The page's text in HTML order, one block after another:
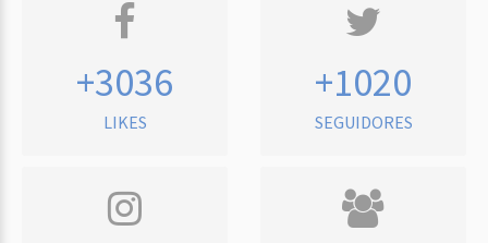
+3036
LIKES
+1020
SEGUIDORES